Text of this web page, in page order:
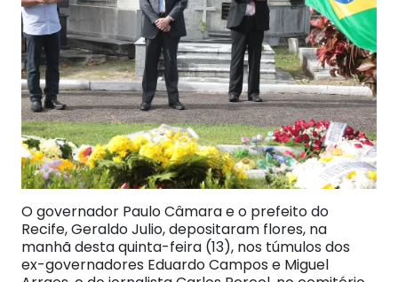
O governador Paulo Câmara e o prefeito do
Recife, Geraldo Julio, depositaram flores, na
manhã desta quinta-feira (13), nos túmulos dos
ex-governadores Eduardo Campos e Miguel